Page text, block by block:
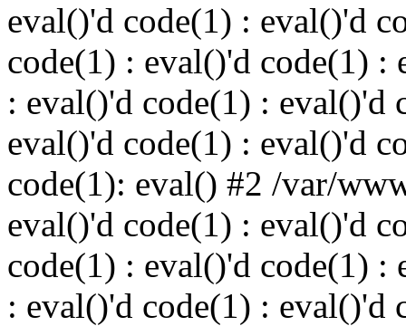
eval()'d code(1) : eval()'d
code(1) : eval()'d code(1) :
: eval()'d code(1) : eval()'d
eval()'d code(1) : eval()'d
code(1): eval() #2 /var/
eval()'d code(1) : eval()'d
code(1) : eval()'d code(1) :
: eval()'d code(1) : eval()'d